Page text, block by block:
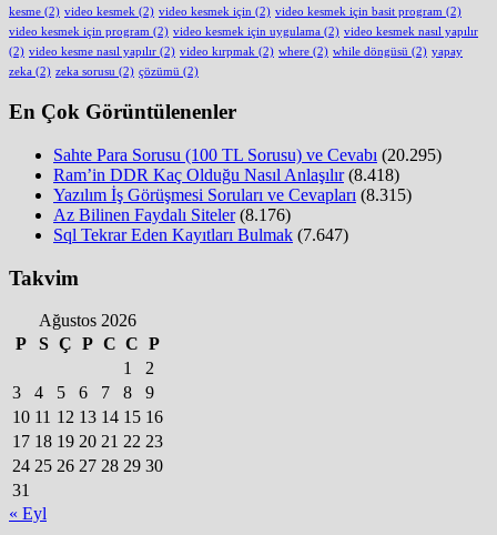
kesme (2) video kesmek (2) video kesmek için (2) video kesmek için basit program (2)
video kesmek için program (2) video kesmek için uygulama (2) video kesmek nasıl yapılır
(2) video kesme nasıl yapılır (2) video kırpmak (2) where (2) while döngüsü (2) yapay
zeka (2) zeka sorusu (2) çözümü (2)
En Çok Görüntülenenler
Sahte Para Sorusu (100 TL Sorusu) ve Cevabı (20.295)
Ram’in DDR Kaç Olduğu Nasıl Anlaşılır (8.418)
Yazılım İş Görüşmesi Soruları ve Cevapları (8.315)
Az Bilinen Faydalı Siteler (8.176)
Sql Tekrar Eden Kayıtları Bulmak (7.647)
Takvim
Ağustos 2026
P
S Ç P C C P
1
2
3
4 5 6 7 8
9
10 11 12 13 14 15 16
17 18 19 20 21 22 23
24 25 26 27 28 29 30
31
« Eyl